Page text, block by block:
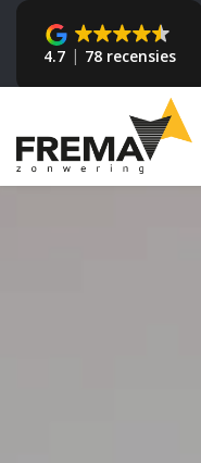
4.7 78 recensies